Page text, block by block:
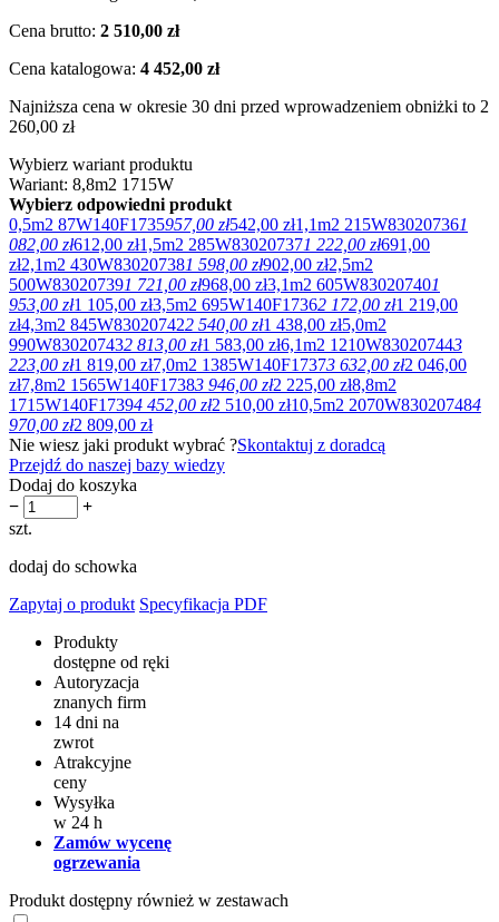
Cena brutto: 2 510,00 zł
Cena katalogowa: 4 452,00 zł
Najniższa cena w okresie 30 dni przed wprowadzeniem obniżki to 2
260,00 zł
Wybierz wariant produktu
Wariant: 8,8m2 1715W
Wybierz odpowiedni produkt
0,5m2 87W140F1735957,00 zł542,00 zł1,1m2 215W830207361
082,00 zł612,00 zł1,5m2 285W830207371 222,00 zł691,00
zł2,1m2 430W830207381 598,00 zł902,00 zł2,5m2
500W830207391 721,00 zł968,00 zł3,1m2 605W830207401
953,00 zł1 105,00 zł3,5m2 695W140F17362 172,00 zł1 219,00
zł4,3m2 845W830207422 540,00 zł1 438,00 zł5,0m2
990W830207432 813,00 zł1 583,00 zł6,1m2 1210W830207443
223,00 zł1 819,00 zł7,0m2 1385W140F17373 632,00 zł2 046,00
zł7,8m2 1565W140F17383 946,00 zł2 225,00 zł8,8m2
1715W140F17394 452,00 zł2 510,00 zł10,5m2 2070W830207484
970,00 zł2 809,00 zł
Nie wiesz jaki produkt wybrać ?Skontaktuj z doradcą
Przejdź do naszej bazy wiedzy
Dodaj do koszyka
−
+
szt.
dodaj do schowka
Zapytaj o produkt Specyfikacja PDF
Produkty
dostępne od ręki
Autoryzacja
znanych firm
14 dni na
zwrot
Atrakcyjne
ceny
Wysyłka
w 24 h
Zamów wycenę
ogrzewania
Produkt dostępny również w zestawach